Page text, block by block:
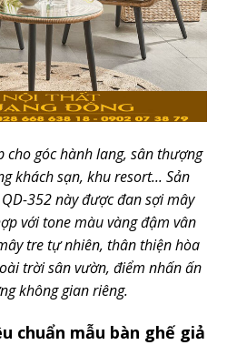
cho góc hành lang, sân thượng
khách sạn, khu resort... Sản
352 này được đan sợi mây
với tone màu vàng đậm vân
tre tự nhiên, thân thiện hòa
trời sân vườn, điểm nhấn ấn
không gian riêng.
chuẩn mẫu bàn ghế giả